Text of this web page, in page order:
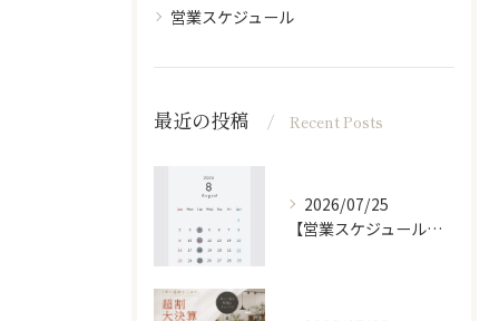
営業スケジュール
最近の投稿 Recent Posts
2026/07/25
【営業スケジュール】8月カレンダー